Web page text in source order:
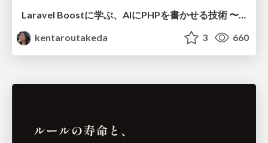
Laravel Boostに学ぶ、AIにPHPを書かせる技術 〜OSSの実装から蒸留するエージェント制御の王道〜
kentaroutakeda
3 660